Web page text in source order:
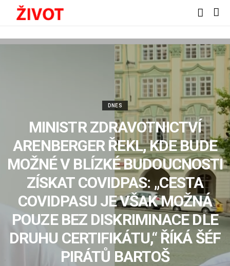
DNES
MINISTR ZDRAVOTNICTVÍ
ARENBERGER ŘEKL, KDE BUDE
MOŽNÉ V BLÍZKÉ BUDOUCNOSTI
ZÍSKAT COVIDPAS: „CESTA
COVIDPASU JE VŠAK MOŽNÁ
POUZE BEZ DISKRIMINACE DLE
DRUHU CERTIFIKÁTU,“ ŘÍKÁ ŠÉF
PIRÁTŮ BARTOŠ